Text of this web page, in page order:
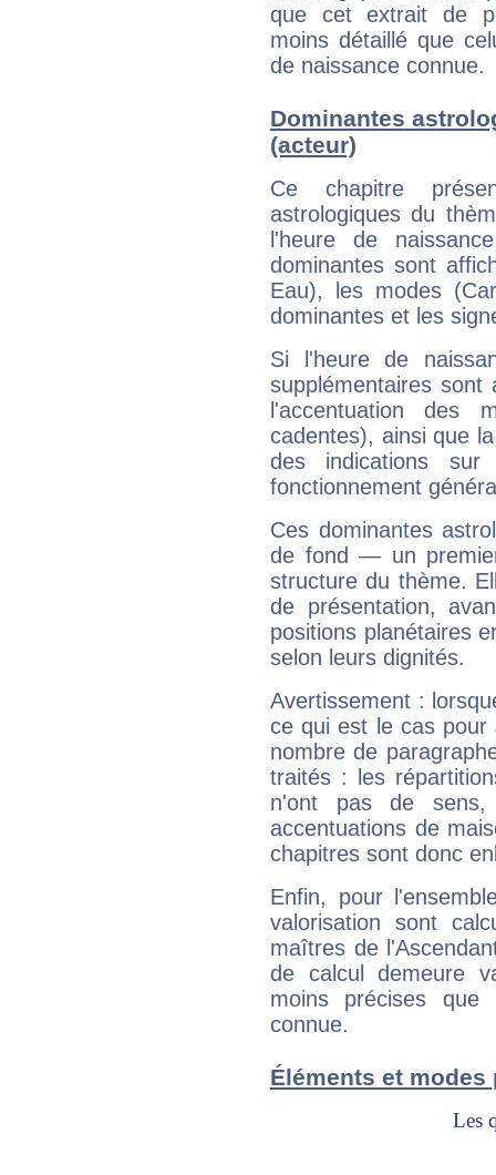
que cet extrait de
moins détaillé que
de naissance connue.
Dominantes
(acteur)
Ce chapitre
astrologiques du
l'heure de
dominantes sont
Eau), les modes
dominantes et les
Si l'heure de
supplémentaires sont
l'accentuation des
cadentes), ainsi que
des indications sur
fonctionnement
Ces dominantes
de fond — un
structure du thème.
de présentation,
positions planétaires
selon leurs dignités.
Avertissement :
ce qui est le cas pour
nombre de
traités : les
n'ont pas de sens,
accentuations de
chapitres sont donc
Enfin, pour
valorisation sont
maîtres de
de calcul demeure
moins précises que
connue.
Éléments et